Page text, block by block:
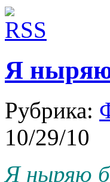
Я ныряю
Рубрика:
10/29/10
Я ныряю